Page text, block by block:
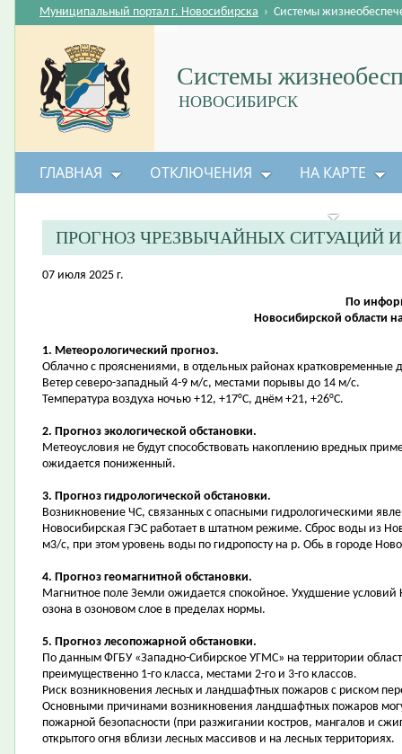
Системы
НОВОСИБИРСК
Муниципальный портал г. Новосибирска › Системы
ГЛАВНАЯ ОТКЛЮЧЕНИЯ НА КАРТЕ
ПРОГНОЗ ЧРЕЗВЫЧАЙНЫХ СИТУАЦИЙ
07 июля 2025 г.
По
Новосибирской области
1. Метеорологический прогноз.
Облачно с прояснениями, в отдельных районах
Ветер северо-западный 4-9 м/с, местами порывы до 14 м/с.
Температура воздуха ночью +12, +17°С, днём +21, +26°С.
2. Прогноз экологической обстановки.
Метеоусловия не будут способствовать накоплению вредных
ожидается пониженный.
3. Прогноз гидрологической обстановки.
Возникновение ЧС, связанных с опасными гидрологическими
Новосибирская ГЭС работает в штатном режиме. Сброс воды из
м3/с, при этом уровень воды по гидропосту на р. Обь в городе
4. Прогноз геомагнитной обстановки.
Магнитное поле Земли ожидается спокойное. Ухудшение
озона в озоновом слое в пределах нормы.
5. Прогноз лесопожарной обстановки.
По данным ФГБУ «Западно-Сибирское УГМС» на территории
преимущественно 1-го класса, местами 2-го и 3-го классов.
Риск возникновения лесных и ландшафтных пожаров с риском
Основными причинами возникновения ландшафтных пожаров
пожарной безопасности (при разжигании костров, мангалов и
открытого огня вблизи лесных массивов и на лесных территориях.